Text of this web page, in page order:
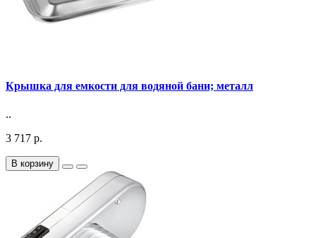
Крышка для емкости для водяной бани; металл
..
3 717 р.
В корзину